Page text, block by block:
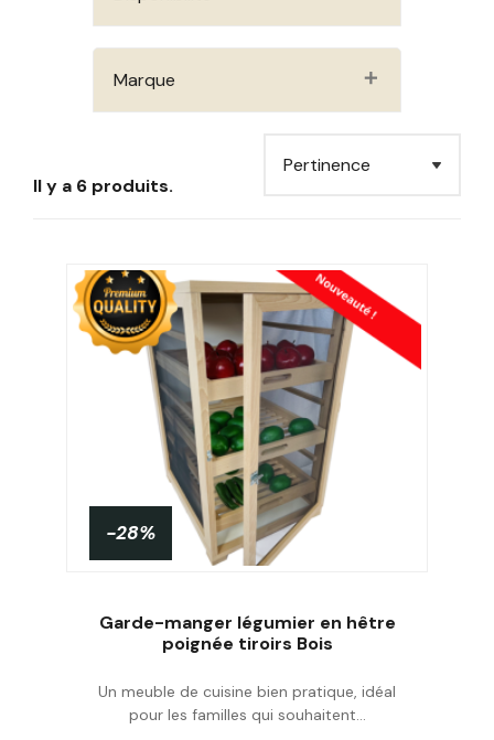
réputé pour sa solidité, tandis que le PVC est apprécié
pour sa légèreté et sa facilité d'entretien.
entre tradition et modernité, offrant une solution de
conservation naturelle et efficace pour vos fruits. Avec
leur design intemporel et leurs matériaux de qualité, ils
sont promis à une place de choix dans nos cuisines.
Marque
Il y a 6 produits.
Acheter
-28%
Garde-manger légumier en hêtre
poignée tiroirs Bois
Un meuble de cuisine bien pratique, idéal
pour les familles qui souhaitent...